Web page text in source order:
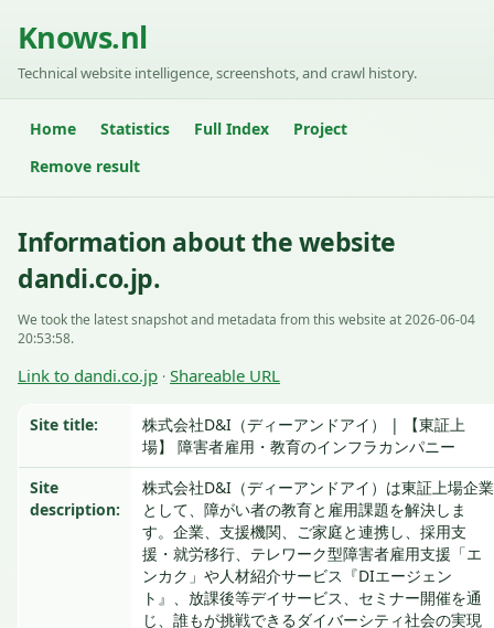
Knows.nl
Technical website intelligence, screenshots, and crawl history.
Home Statistics Full Index
Project
Remove result
Information about the website
dandi.co.jp.
We took the latest snapshot and metadata from this website at 2026-06-04
20:53:58.
Link to dandi.co.jp · Shareable URL
Site title:
株式会社D&I（ディーアンドアイ） | 【東証上
場】 障害者雇用・教育のインフラカンパニー
Site
description:
株式会社D&I（ディーアンドアイ）は東証上場企業
として、障がい者の教育と雇用課題を解決しま
す。企業、支援機関、ご家庭と連携し、採用支
援・就労移行、テレワーク型障害者雇用支援「エ
ンカク」や人材紹介サービス『DIエージェン
ト』、放課後等デイサービス、セミナー開催を通
じ、誰もが挑戦できるダイバーシティ社会の実現